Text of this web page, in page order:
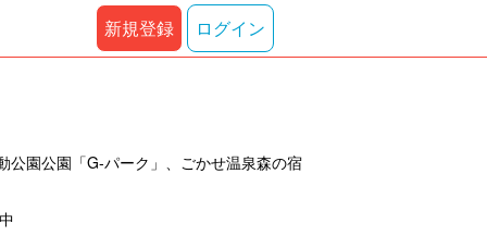
公園公園「G-パーク」、ごかせ温泉森の宿
新規登録 ログイン